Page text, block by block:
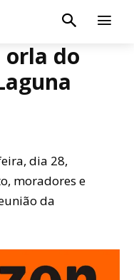
orla do
dia 28,
moradores e
da